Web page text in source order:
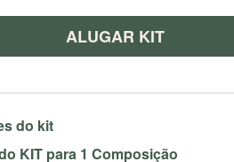
ALUGAR KIT
do kit
KIT para 1 Composição